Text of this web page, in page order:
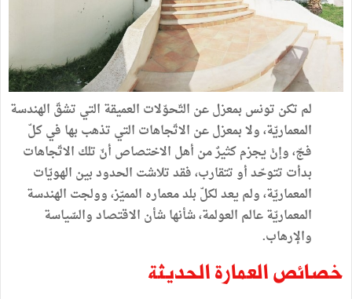
لم تكن تونس بمعزلعن التّحوّلات العميقة التي تشقّ الهندسة
المعماريّة،ولابمعزلعن الاتّجاهات التي تذهب بها فيكلّ
فجّ،وإنْيجزمكثيرٌمن أهل الاختصاص أنّ تلك الاتّجاهات
بدأت تتوحّدأو تتقارب،فقدتلاشت الحدودبين الهويّات
المعماريّة،ولميعدلكلّ بلدمعماره المميّز،وولجت الهندسة
المعماريّةعالم العولمة،شأنهاشأن الاقتصادوالسّياسة
والإرهاب.
خصائص العمارة الحديثة